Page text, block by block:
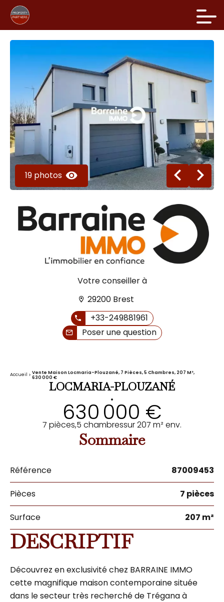
19 photos
Votre conseiller à
29200 Brest
+33-249881961
Poser une question
Accueil
Vente Maison Locmaria-Plouzané, 7 Pièces, 5 Chambres, 207 M²,
630 000 €
LOCMARIA-PLOUZANÉ
•
630 000 €
7 pièces,5 chambressur 207 m² env.
Sommaire
Référence 87009453
Pièces 7 pièces
Surface 207 m²
DESCRIPTIF
Découvrez en exclusivité chez BARRAINE IMMO
cette magnifique maison contemporaine située
dans le secteur très recherché de Trégana à